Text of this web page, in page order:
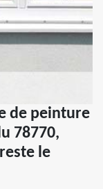
de peinture
78770,
le